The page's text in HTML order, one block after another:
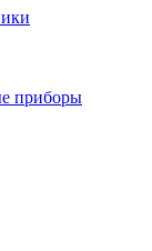
приборы